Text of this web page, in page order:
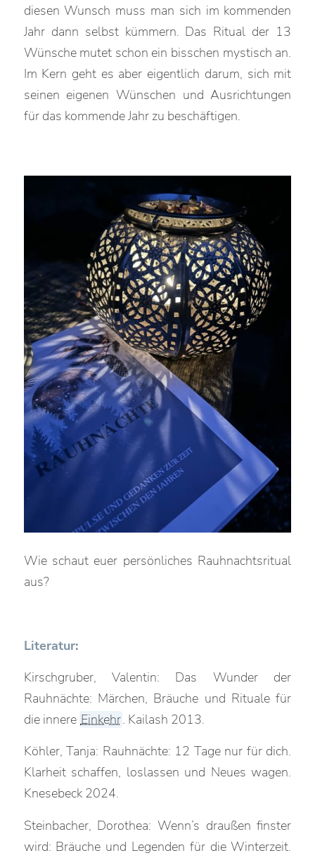
diesen Wunsch muss man sich im kommenden
Jahr dann selbst kümmern. Das Ritual der 13
Wünsche mutet schon ein bisschen mystisch an.
Im Kern geht es aber eigentlich darum, sich mit
seinen eigenen Wünschen und Ausrichtungen
für das kommende Jahr zu beschäftigen.
Wie schaut euer persönliches Rauhnachtsritual
aus?
Literatur:
Kirschgruber, Valentin: Das Wunder der
Rauhnächte: Märchen, Bräuche und Rituale für
die innere Einkehr. Kailash 2013.
Köhler, Tanja: Rauhnächte: 12 Tage nur für dich.
Klarheit schaffen, loslassen und Neues wagen.
Knesebeck 2024.
Steinbacher, Dorothea: Wenn’s draußen finster
wird: Bräuche und Legenden für die Winterzeit.